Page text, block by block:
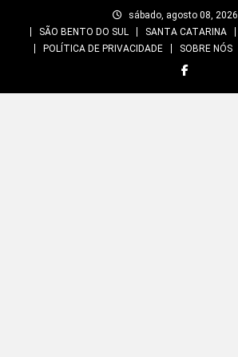
sábado, agosto 08, 2026
SÃO BENTO DO SUL
SANTA CATARINA
POLÍTICA DE PRIVACIDADE
SOBRE NÓS